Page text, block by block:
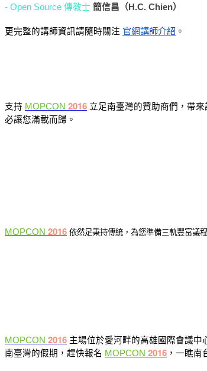
- Open Source 傳教士 簡信昌（H.C. Chien）
更完整的講師資訊請隨時關注 官網講師介紹 。
支持 MOPCON 2016 立足南臺灣的贊助商們，帶
必讓您滿載而歸。
MOPCON 2016 依然足秉持傳統，為您準備三軌豐富議程
MOPCON 2016 主場位於愛河畔的高雄國際會議
南臺灣的假期，趕快報名 MOPCON 2016 ，一瞧南